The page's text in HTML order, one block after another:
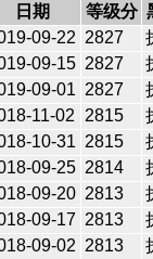
日期 等级分
09-22 2827
09-15 2827
09-01 2827
11-02
2815
10-31 2815
09-25 2814
09-20 2813
09-17 2813
09-02 2813